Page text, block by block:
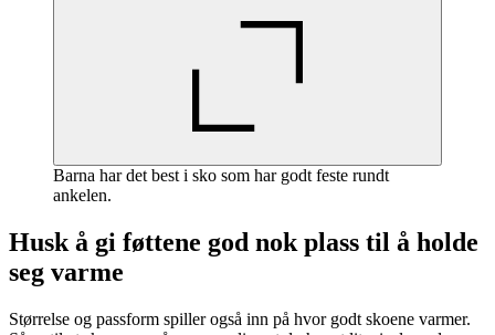
Barna har det best i sko som har godt feste rundt
ankelen.
Husk å gi føttene god nok plass til å holde
seg varme
Størrelse og passform spiller også inn på hvor godt skoene varmer.